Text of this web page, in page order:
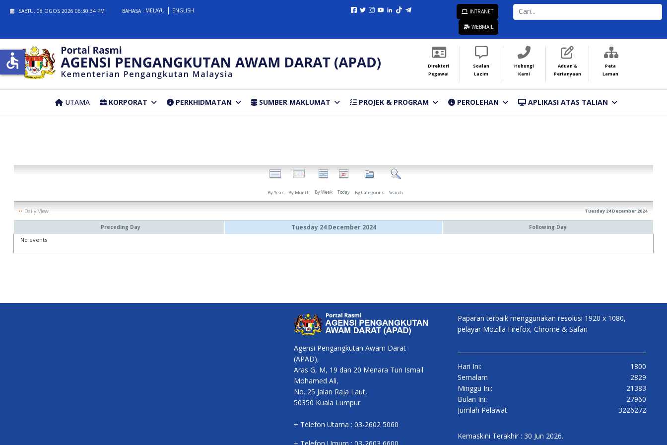
SABTU, 08 OGOS 2026 06:30:34 PM BAHASA : MELAYU ENGLISH INTRANET
WEBMAIL
CARI...
Direktori
Pegawai
Soalan
Lazim
Hubungi
Kami
Aduan &
Pertanyaan
Peta
Laman
UTAMA KORPORAT PERKHIDMATAN SUMBER MAKLUMAT PROJEK & PROGRAM PEROLEHAN APLIKASI ATAS TALIAN
By Year By Month By Week Today By Categories Search
Daily View Tuesday 24 December 2024
Preceding Day Tuesday 24 December 2024 Following Day
No events
Agensi Pengangkutan Awam Darat
(APAD),
Aras G, M, 19 dan 20 Menara Tun Ismail
Mohamed Ali,
No. 25 Jalan Raja Laut,
50350 Kuala Lumpur
+ Telefon Utama : 03-2602 5060
Paparan terbaik menggunakan resolusi 1920 x 1080,
pelayar Mozilla Firefox, Chrome & Safari
Hari Ini:
1800
Semalam
2829
Minggu Ini:
21383
Bulan Ini:
27960
Jumlah Pelawat:
3226272
Kemaskini Terakhir : 30 Jun 2026.
accessible